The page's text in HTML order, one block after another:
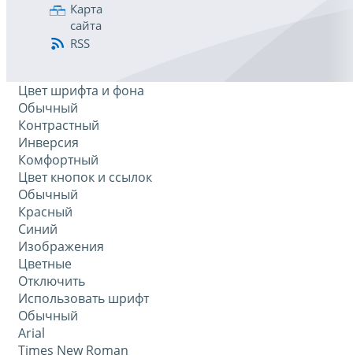
Карта
сайта
RSS
Цвет шрифта и фона
Обычный
Контрастный
Инверсия
Комфортный
Цвет кнопок и ссылок
Обычный
Красный
Синий
Изображения
Цветные
Отключить
Использовать шрифт
Обычный
Arial
Times New Roman